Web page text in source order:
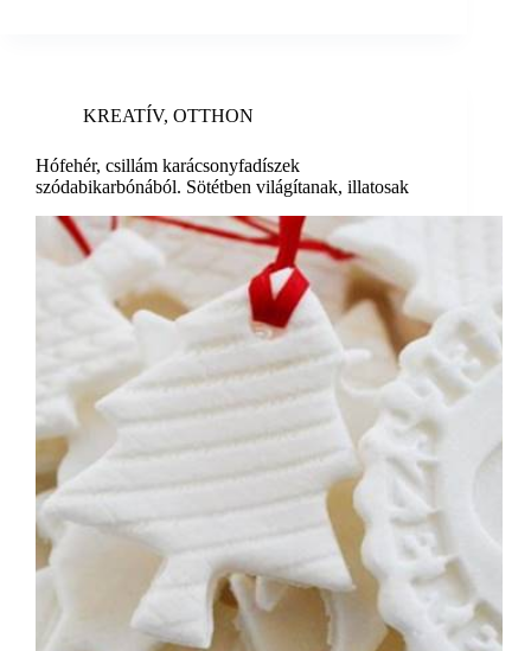
KREATÍV, OTTHON
Hófehér, csillám karácsonyfadíszek
szódabikarbónából. Sötétben világítanak, illatosak